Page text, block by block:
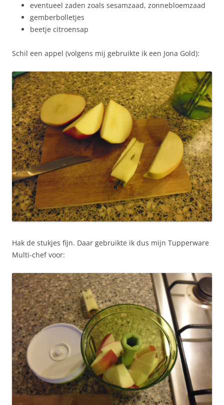
eventueel zaden zoals sesamzaad, zonnebloemzaad
gemberbolletjes
beetje citroensap
Schil een appel (volgens mij gebruikte ik een Jona Gold):
Hak de stukjes fijn. Daar gebruikte ik dus mijn Tupperware
Multi-chef voor: